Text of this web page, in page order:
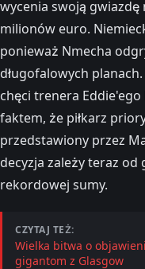
wycenia swoją
milionów euro.
ponieważ Nmecha
długofalowych
chęci trenera
faktem, że piłkarz
przedstawiony przez
decyzja zależy teraz
rekordowej sumy.
CZYTAJ TEŻ:
Wielka bitwa o
gigantom z Glasgow